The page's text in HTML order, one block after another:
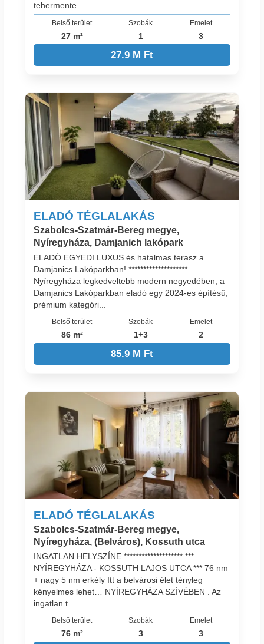
tehermente...
Belső terület
27 m²
Szobák
1
Emelet
3
27.9 M Ft
ELADÓ TÉGLALAKÁS
Szabolcs-Szatmár-Bereg megye,
Nyíregyháza, Damjanich lakópark
ELADÓ EGYEDI LUXUS és hatalmas terasz a
Damjanics Lakóparkban! ********************
Nyíregyháza legkedveltebb modern negyedében, a
Damjanics Lakóparkban eladó egy 2024-es építésű,
prémium kategóri...
Belső terület
86 m²
Szobák
1+3
Emelet
2
85.9 M Ft
ELADÓ TÉGLALAKÁS
Szabolcs-Szatmár-Bereg megye,
Nyíregyháza, (Belváros), Kossuth utca
INGATLAN HELYSZÍNE ******************** ***
NYÍREGYHÁZA - KOSSUTH LAJOS UTCA *** 76 nm
+ nagy 5 nm erkély Itt a belvárosi élet tényleg
kényelmes lehet… NYÍREGYHÁZA SZÍVÉBEN . Az
ingatlan t...
Belső terület
76 m²
Szobák
3
Emelet
3